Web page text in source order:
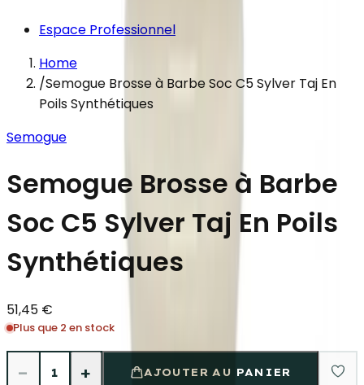
Espace Professionnel
Home
/Semogue Brosse à Barbe Soc C5 Sylver Taj En
Poils Synthétiques
Semogue
Semogue Brosse à Barbe
Soc C5 Sylver Taj En Poils
Synthétiques
51,45 €
Plus que 2 en stock
− 1 + AJOUTER AU PANIER